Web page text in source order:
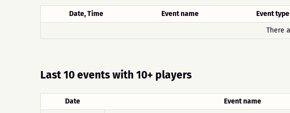
Date, Time Event name Event type
There
Last 10 events with 10+ players
Date Event name